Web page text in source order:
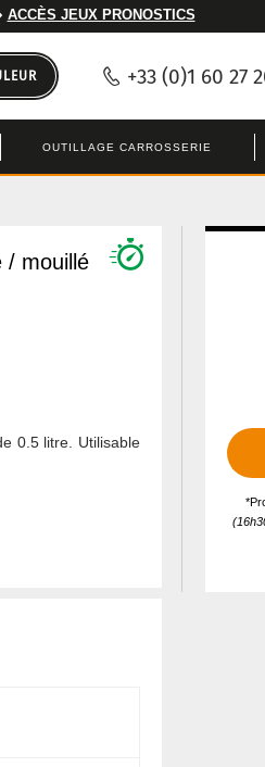
ACCÈS JEUX PRONOSTICS
+33 (0)1 60 27
OUTILLAGE CARROSSERIE
/ mouillé
0.5 litre. Utilisable